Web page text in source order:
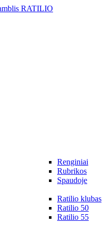
Renginiai
Rubrikos
Spaudoje
Ratilio klubas
Ratilio 50
Ratilio 55